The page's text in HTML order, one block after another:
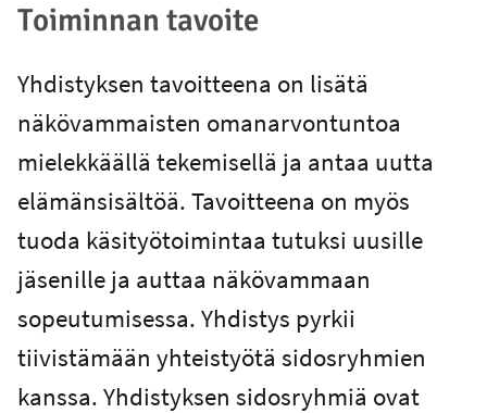
Toiminnan tavoite
Yhdistyksen tavoitteena on lisätä
näkövammaisten omanarvontuntoa
mielekkäällä tekemisellä ja antaa uutta
elämänsisältöä. Tavoitteena on myös
tuoda käsityötoimintaa tutuksi uusille
jäsenille ja auttaa näkövammaan
sopeutumisessa. Yhdistys pyrkii
tiivistämään yhteistyötä sidosryhmien
kanssa. Yhdistyksen sidosryhmiä ovat